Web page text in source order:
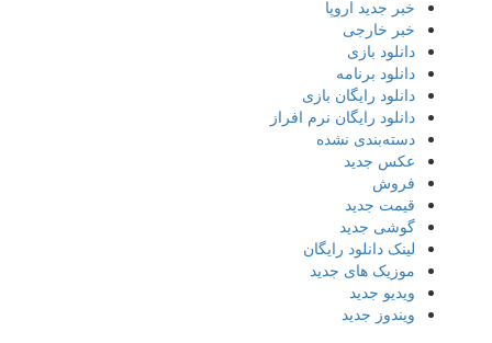
خبر جدید اروپا
خبر خارجی
دانلود بازی
دانلود برنامه
دانلود رایگان بازی
دانلود رایگان نرم افراز
دسته‌بندی نشده
عکس جدید
فروش
قیمت جدید
گوشی جدید
لینک دانلود رایگان
موزیک های جدید
ویدیو جدید
ویندوز جدید